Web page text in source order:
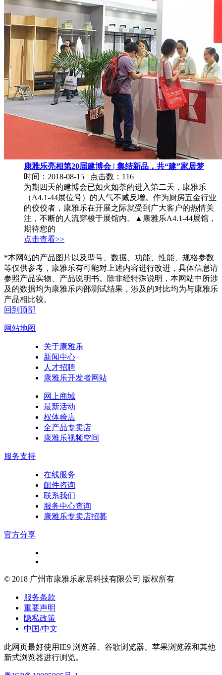
康雅乐亮相第20届建博会 | 集结新品，共“建”家居梦
时间：2018-08-15
点击数：116
为期四天的建博会已如火如荼的进入第二天，康雅乐
（A4.1-44展位号）的人气不减反增。作为厨房五金行业
的佼佼者，康雅乐在开展之际就受到广大客户的热情关
注，不断的人流穿梭于展馆内。▲康雅乐A4.1-44展馆，
期待您的
点击查看>>
*本网站的产品图片以及型号、数据、功能、性能、规格参数
等仅供参考，康雅乐有可能对上述内容进行改进，具体信息请
参照产品实物、产品说明书。除非经特殊说明，本网站中所涉
及的数据均为康雅乐内部测试结果，涉及的对比均为与康雅乐
产品相比较。
回到顶部
网站地图
关于康雅乐
新闻中心
人才招聘
康雅乐开发者网站
网上商城
最新活动
权体验店
全产品专卖店
康雅乐视频空间
服务支持
在线服务
邮件咨询
联系我们
服务中心查询
康雅乐专卖店招募
官方分享
© 2018 广州市康雅乐家居科技有限公司 版权所有
服务条款
重要声明
隐私政策
中国/中文
此网页最好使用IE9 浏览器、谷歌浏览器、苹果浏览器和其他
新式浏览器进行浏览。